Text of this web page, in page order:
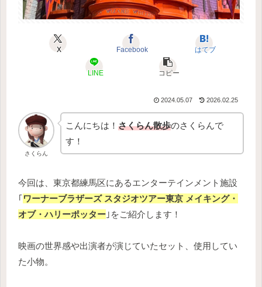
X Facebook はてブ
LINE コピー
2024.05.07 2026.02.25
さくらん
こんにちは！ さくらん散歩のさくらんで
す！
今回は、東京都練馬区にあるエンターテインメント施設
｢ワーナーブラザーズ スタジオツアー東京 メイキング・
オブ・ハリーポッター ｣をご紹介します！
映画の世界感や出演者が演じていたセット、使用してい
た小物。